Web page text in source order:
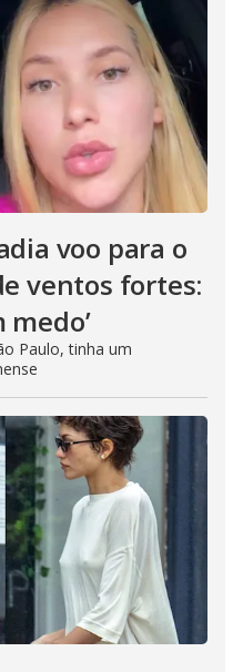
voo para o
ventos fortes:
medo’
Paulo, tinha um